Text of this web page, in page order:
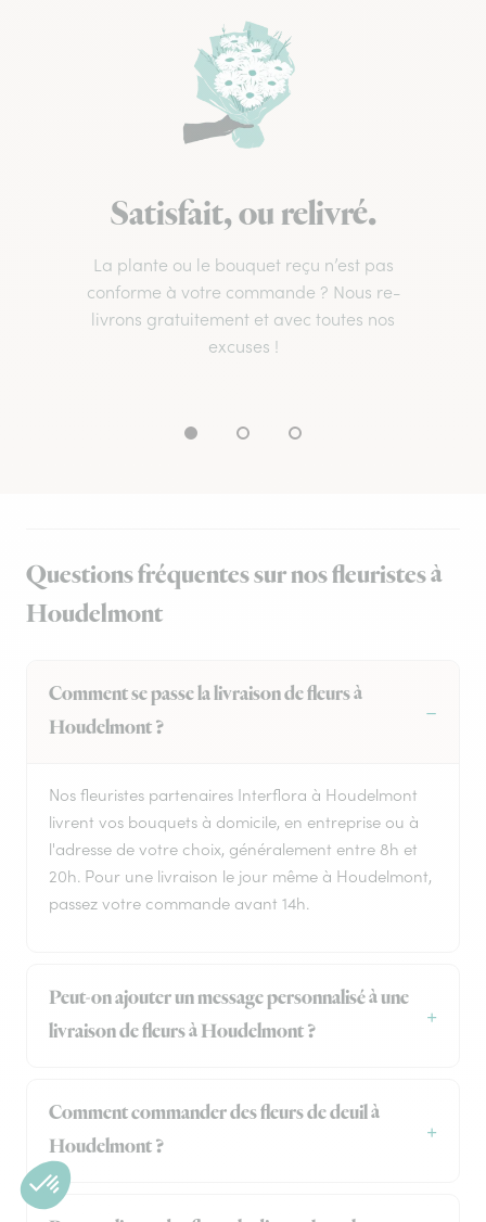
Satisfait, ou relivré.
La plante ou le bouquet reçu n’est pas
conforme à votre commande ? Nous re-
livrons gratuitement et avec toutes nos
excuses !
Questions fréquentes sur nos fleuristes à
Houdelmont
Comment se passe la livraison de fleurs à
Houdelmont ?
Nos fleuristes partenaires Interflora à Houdelmont
livrent vos bouquets à domicile, en entreprise ou à
l'adresse de votre choix, généralement entre 8h et
20h. Pour une livraison le jour même à Houdelmont,
passez votre commande avant 14h.
Peut-on ajouter un message personnalisé à une
livraison de fleurs à Houdelmont ?
Comment commander des fleurs de deuil à
Houdelmont ?